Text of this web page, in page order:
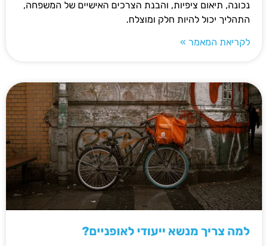
נכונה, תיאום ציפיות, והבנת הצרכים האישיים של המשפחה,
התהליך יכול להיות חלק ומוצלח.
לקריאת המאמר »
למה צריך מנשא ייעודי לאופניים?